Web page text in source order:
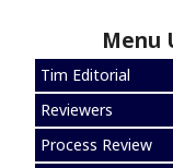
Menu
Tim Editorial
Reviewers
Process Review